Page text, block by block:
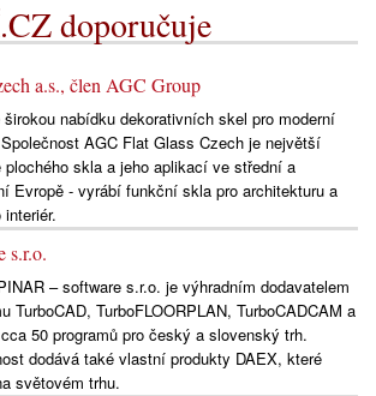
doporučuje
a.s., člen AGC Group
širokou nabídku dekorativních skel pro moderní
AGC Flat Glass Czech je největší
plochého skla a jeho aplikací ve střední a
Evropě - vyrábí funkční skla pro architekturu a
s.r.o.
– software s.r.o. je výhradním dodavatelem
TurboCAD, TurboFLOORPLAN, TurboCADCAM a
50 programů pro český a slovenský trh.
dodává také vlastní produkty DAEX, které
světovém trhu.